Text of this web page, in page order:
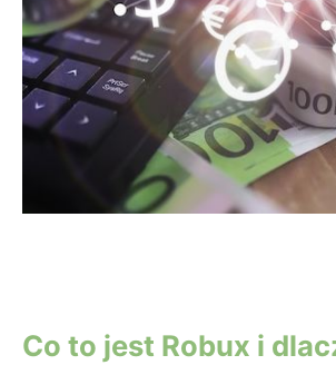
Co to jest Robux i